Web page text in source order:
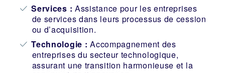
Services : Assistance pour les entreprises
de services dans leurs processus de cession
ou d’acquisition.
Technologie : Accompagnement des
entreprises du secteur technologique,
assurant une transition harmonieuse et la